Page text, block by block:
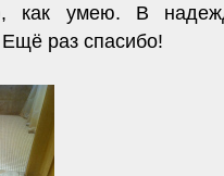
как умею. В
Ещё раз спасибо!